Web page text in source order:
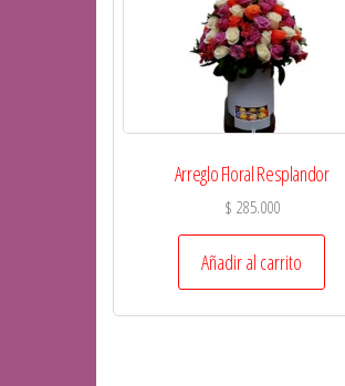
Arreglo Floral Resplandor
$ 285.000
Añadir al carrito